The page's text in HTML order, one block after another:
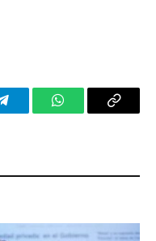
TelegramWhatsAppCopy